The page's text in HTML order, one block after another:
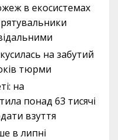
в екосистемах
на забутий
тюрми
на
понад 63 тисячі
взуття
в липні